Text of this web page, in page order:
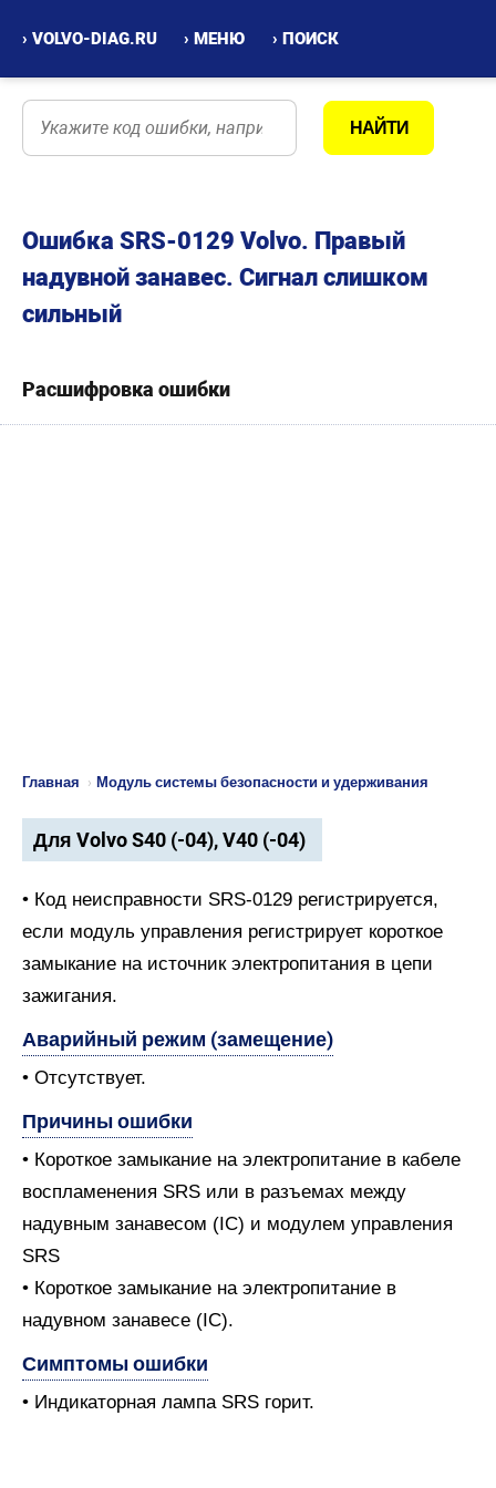
› VOLVO-DIAG.RU › МЕНЮ › ПОИСК
Ошибка SRS-0129 Volvo. Правый
надувной занавес. Сигнал слишком
сильный
Расшифровка ошибки
Главная › Модуль системы безопасности и удерживания
Для Volvo S40 (-04), V40 (-04)
• Код неисправности SRS-0129 регистрируется,
если модуль управления регистрирует короткое
замыкание на источник электропитания в цепи
зажигания.
Аварийный режим (замещение)
• Отсутствует.
Причины ошибки
• Короткое замыкание на электропитание в кабеле
воспламенения SRS или в разъемах между
надувным занавесом (IC) и модулем управления
SRS
• Короткое замыкание на электропитание в
надувном занавесе (IC).
Симптомы ошибки
• Индикаторная лампа SRS горит.